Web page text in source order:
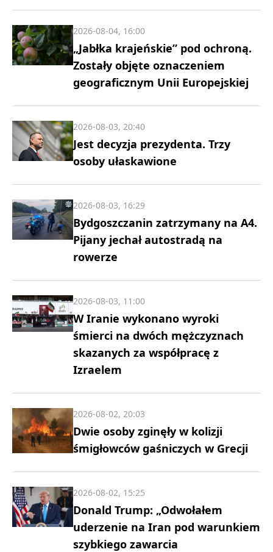
„Jabłka krajeńskie” pod ochroną.
Zostały objęte oznaczeniem
geograficznym Unii Europejskiej
2026-08-04, 16:00
Jest decyzja prezydenta. Trzy
osoby ułaskawione
2026-08-03, 20:40
Bydgoszczanin zatrzymany na A4.
Pijany jechał autostradą na
rowerze
2026-08-03, 16:29
W Iranie wykonano wyroki
śmierci na dwóch mężczyznach
skazanych za współpracę z
Izraelem
2026-08-03, 11:00
Dwie osoby zginęły w kolizji
śmigłowców gaśniczych w Grecji
2026-08-02, 20:03
Donald Trump: „Odwołałem
uderzenie na Iran pod warunkiem
szybkiego zawarcia
2026-08-02, 15:25